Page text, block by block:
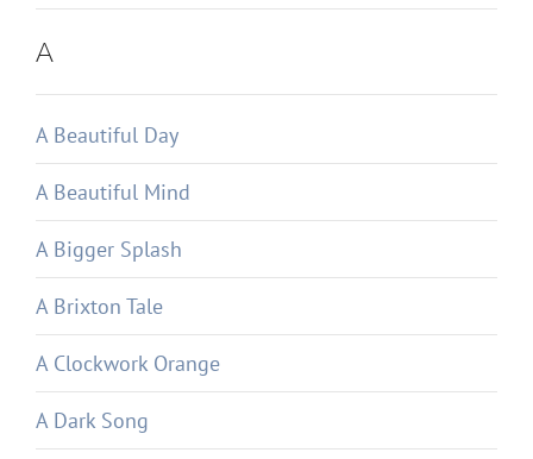
A
A Beautiful Day
A Beautiful Mind
A Bigger Splash
A Brixton Tale
A Clockwork Orange
A Dark Song